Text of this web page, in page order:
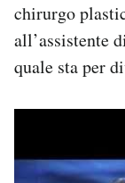
chirurgo
all’assistente
quale sta per